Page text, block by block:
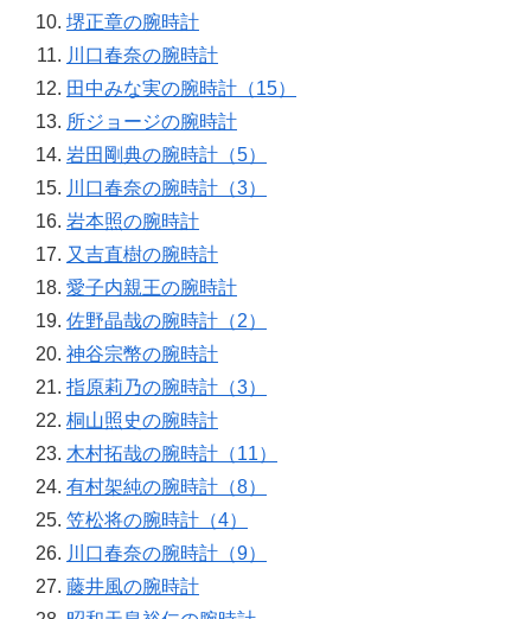
堺正章の腕時計
川口春奈の腕時計
田中みな実の腕時計（15）
所ジョージの腕時計
岩田剛典の腕時計（5）
川口春奈の腕時計（3）
岩本照の腕時計
又吉直樹の腕時計
愛子内親王の腕時計
佐野晶哉の腕時計（2）
神谷宗幣の腕時計
指原莉乃の腕時計（3）
桐山照史の腕時計
木村拓哉の腕時計（11）
有村架純の腕時計（8）
笠松将の腕時計（4）
川口春奈の腕時計（9）
藤井風の腕時計